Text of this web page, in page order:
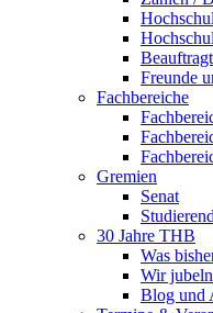
Freunde
Fachbereiche
Gremien
Senat
30 Jahre THB
Was
Wir
Blog und